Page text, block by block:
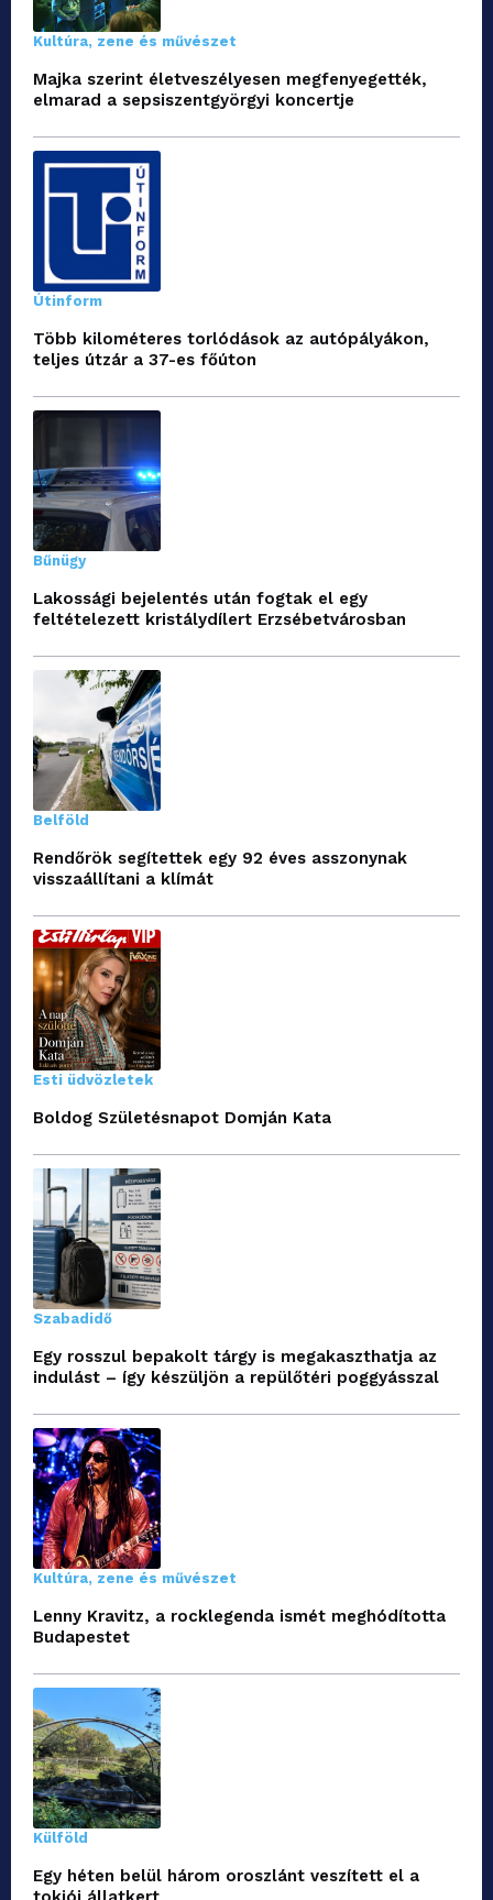
Kultúra, zene és művészet
Majka szerint életveszélyesen megfenyegették,
elmarad a sepsiszentgyörgyi koncertje
Útinform
Több kilométeres torlódások az autópályákon,
teljes útzár a 37-es főúton
Bűnügy
Lakossági bejelentés után fogtak el egy
feltételezett kristálydílert Erzsébetvárosban
Belföld
Rendőrök segítettek egy 92 éves asszonynak
visszaállítani a klímát
Esti üdvözletek
Boldog Születésnapot Domján Kata
Szabadidő
Egy rosszul bepakolt tárgy is megakaszthatja az
indulást – így készüljön a repülőtéri poggyásszal
Kultúra, zene és művészet
Lenny Kravitz, a rocklegenda ismét meghódította
Budapestet
Külföld
Egy héten belül három oroszlánt veszített el a